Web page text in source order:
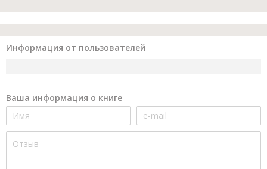
Информация от пользователей
Ваша информация о книге